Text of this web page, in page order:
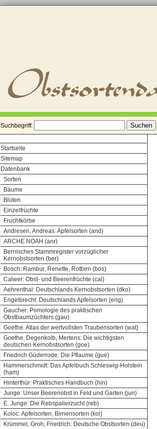
Suchbegriff:
Startseite
Sitemap
Datenbank
Sorten
Bäume
Blüten
Einzelfrüchte
Fruchtkörbe
Andresen, Andreas: Apfelsorten (and)
ARCHE NOAH (anr)
Bernisches Stammregister vorzüglicher
Kernobstsorten (ber)
Bosch: Rambur, Renette, Rotbirn (bos)
Calwer: Obst- und Beerenfrüchte (cal)
Aehrenthal: Deutschlands Kernobstsorten (dko)
Engelbrecht: Deutschlands Apfelsorten (eng)
Gaucher: Pomologie des praktischen
Obstbaumzüchters (gau)
Goethe: Atlas der wertvollsten Traubensorten (wat)
Goethe, Degenkolb, Mertens: Die wichtigsten
deutschen Kernobstsorten (goe)
Friedrich Güderrode: Die Pflaume (gue)
Hammerschmidt: Das Apfelbuch Schleswig-Holstein
(ham)
Hinterthür: Praktisches Handbuch (hin)
Junge: Unser Beerenobst in Feld und Garten (jun)
E. Junge: Die Rebspalierzucht (reb)
Koloc: Apfelsorten, Birnensorten (kol)
Krümmel, Groh, Friedrich: Deutsche Obstsorten (deu)